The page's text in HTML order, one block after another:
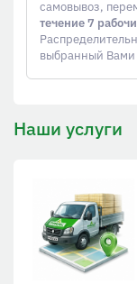
самовывоз,
течение 7
выбранный Вами
Наши услуги